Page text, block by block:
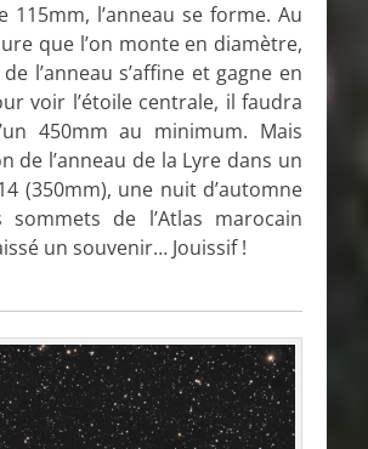
115mm, l’anneau se forme. Au
que l’on monte en diamètre,
l’anneau s’affine et gagne en
voir l’étoile centrale, il faudra
450mm au minimum. Mais
de l’anneau de la Lyre dans un
(350mm), une nuit d’automne
de l’Atlas marocain
un souvenir… Jouissif !